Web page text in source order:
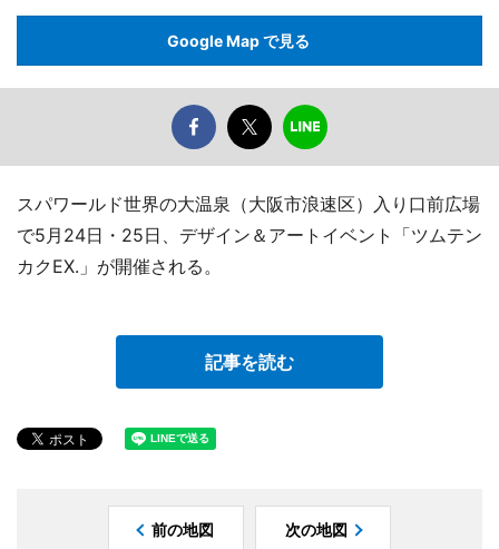
Google Map で見る
スパワールド世界の大温泉（大阪市浪速区）入り口前広場
で5月24日・25日、デザイン＆アートイベント「ツムテン
カクEX.」が開催される。
記事を読む
前の地図 次の地図